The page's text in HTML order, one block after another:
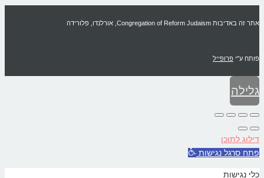
אתר זה באדיבות Congregation of Reform Judaism, אורלנדו, פלורידה
פותח ע"י פרופייל
גלילה
לראש
העמוד
דילוג לתוכן
פתח סרגל נגישות
כלי נגישות